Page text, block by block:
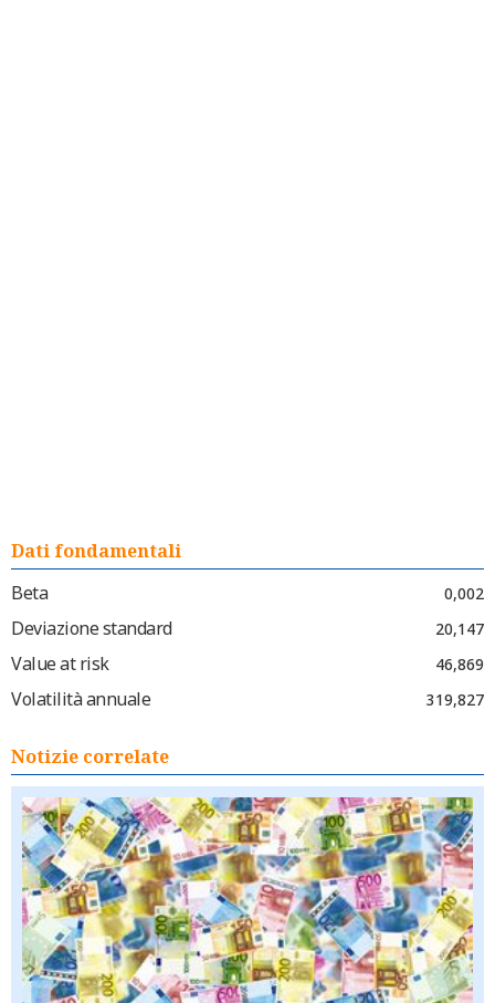
Dati fondamentali
Beta
0,002
Deviazione standard 20,147
Value at risk 46,869
Volatilità annuale 319,827
Notizie correlate